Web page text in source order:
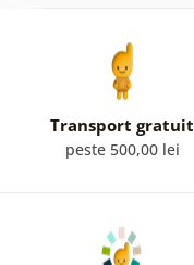
Transport gratuit
peste 500,00 lei